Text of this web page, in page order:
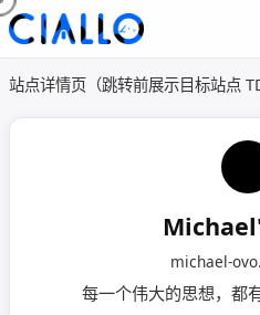
站点详情页（跳转前展示目标站点
michael-
每一个伟大的思想，都